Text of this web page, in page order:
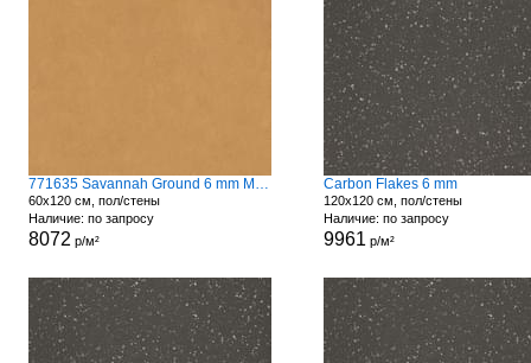
771635 Savannah Ground 6 mm Matte
60x120 см, пол/стены
Наличие: по запросу
8072 р/м²
Carbon Flakes 6 mm
120x120 см, пол/стены
Наличие: по запросу
9961 р/м²